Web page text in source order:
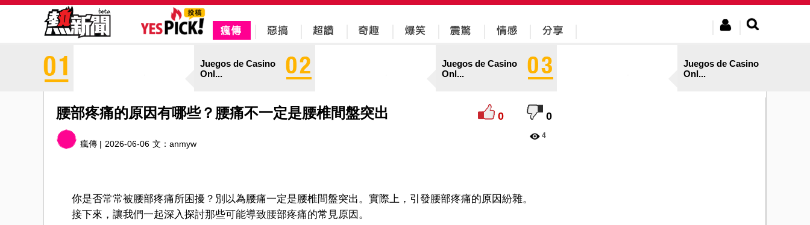
Juegos de Casino
Onl...
Juegos de Casino
Onl...
Juegos de Casino
Onl...
腰部疼痛的原因有哪些？腰痛不一定是腰椎間盤突出 0 0
瘋傳 | 2026-06-06 文： anmyw
4
你是否常常被腰部疼痛所困擾？別以為腰痛一定是腰椎間盤突出。實際上，引發腰部疼痛的原因紛雜。
接下來，讓我們一起深入探討那些可能導致腰部疼痛的常見原因。